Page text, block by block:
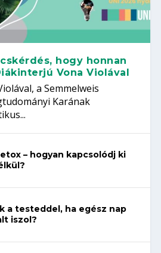
hogy honnan
Vona Violával
a Semmelweis
Karának
– hogyan kapcsolódj ki
a testeddel, ha egész nap
iszol?